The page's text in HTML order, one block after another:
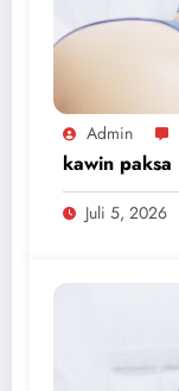
Admin
kawin paksa
Juli 5, 2026